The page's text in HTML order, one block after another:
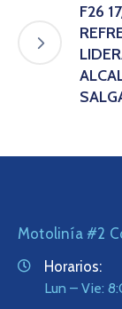
F26
Motolinía #2
Horarios:
Lun – Vie: